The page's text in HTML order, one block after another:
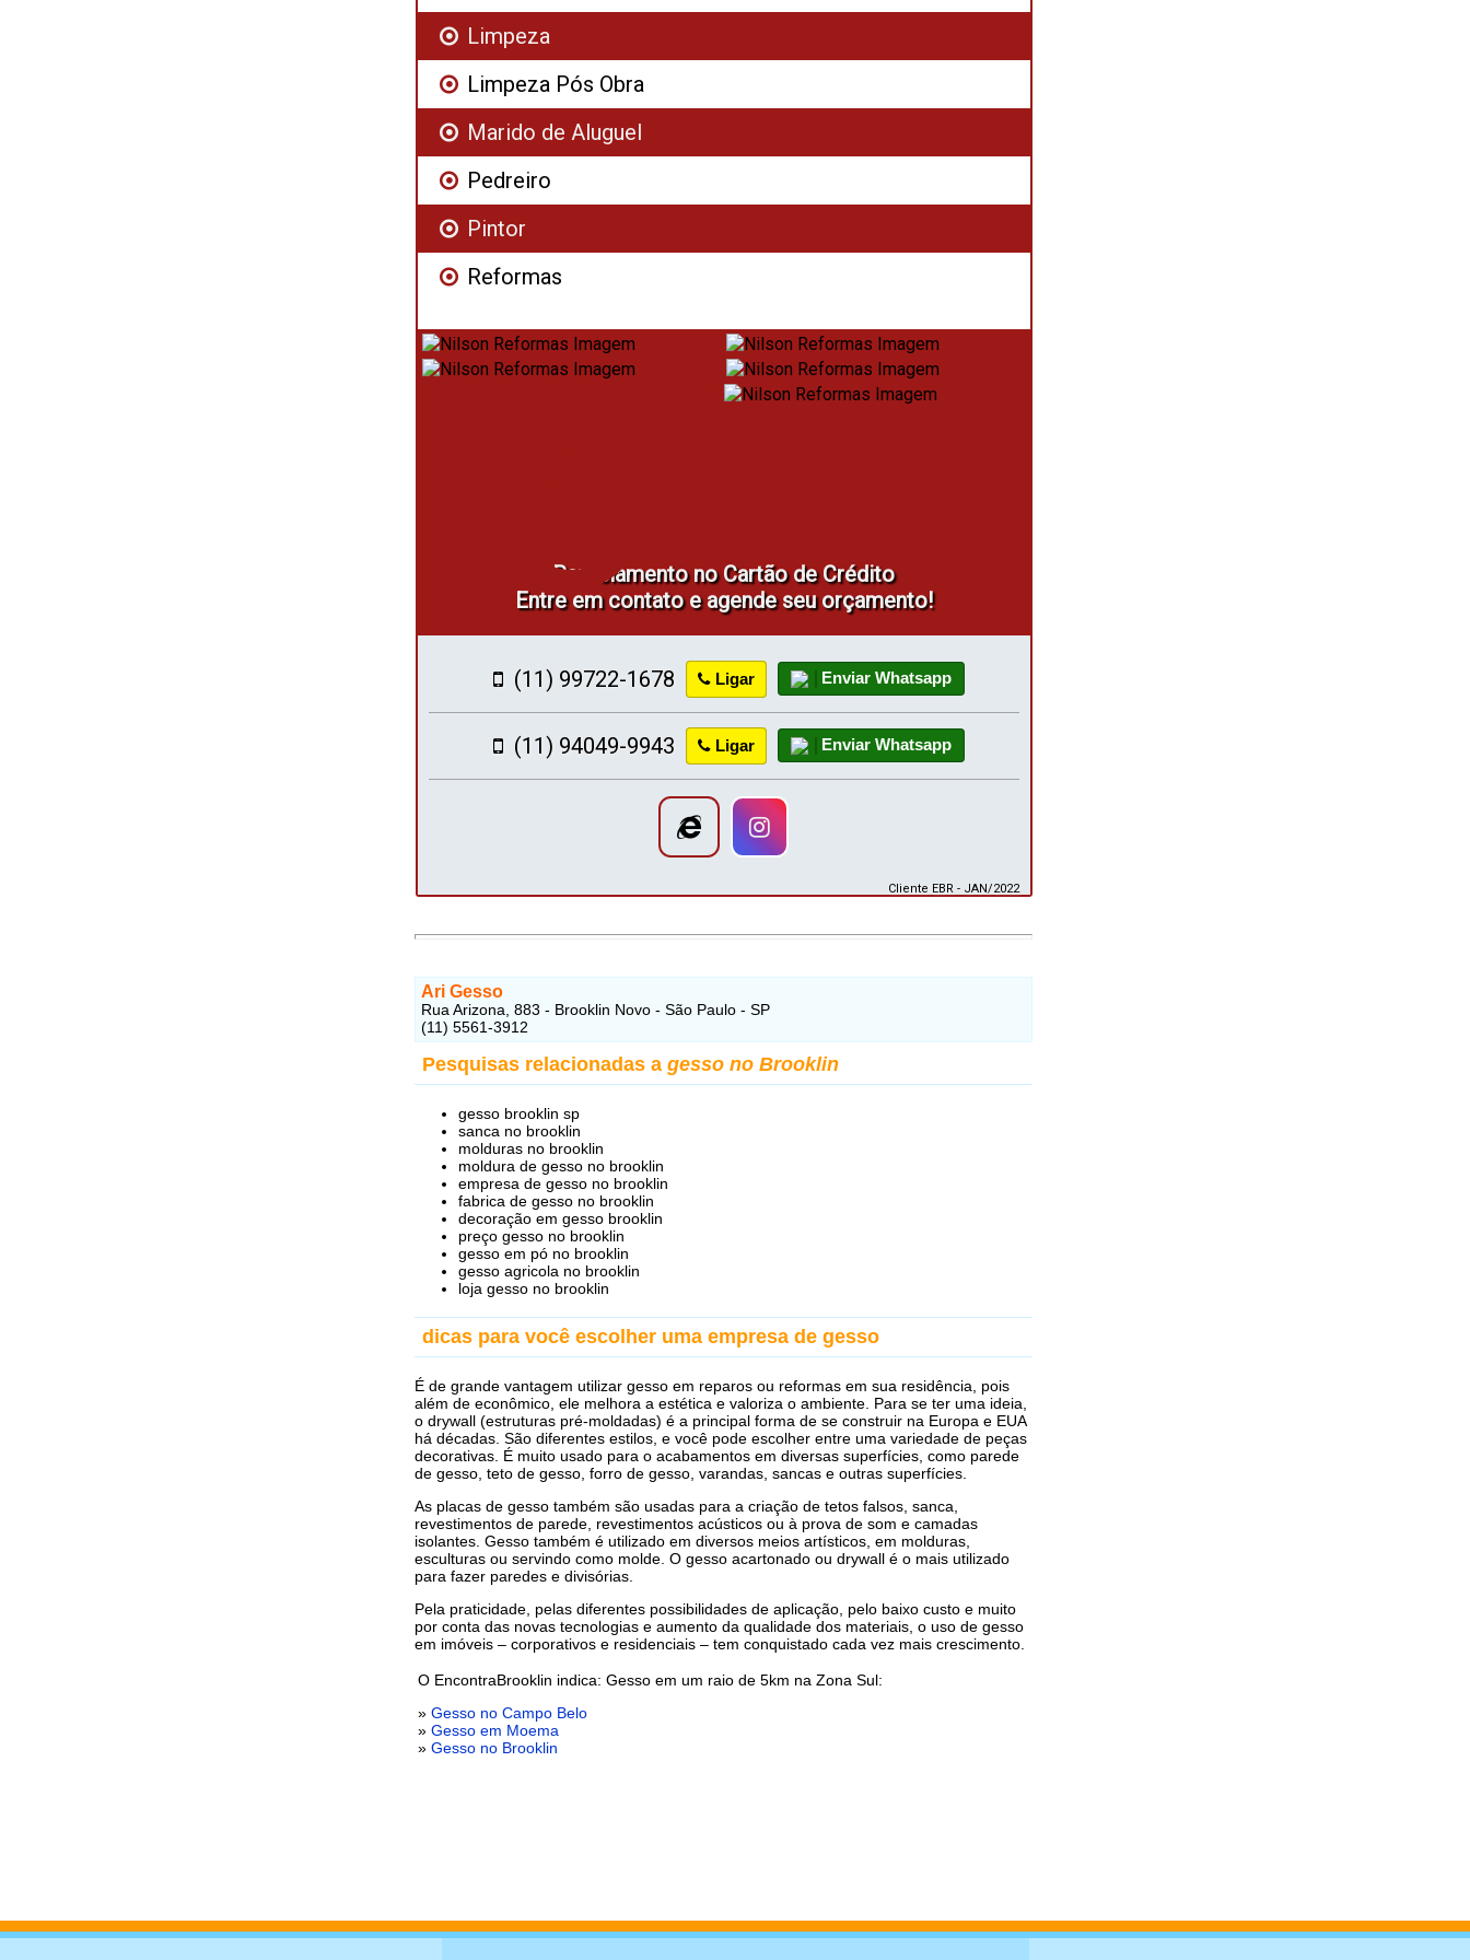
Limpeza
Limpeza Pós Obra
Marido de Aluguel
Pedreiro
Pintor
Reformas
Parcelamento no Cartão de Crédito
Entre em contato e agende seu orçamento!
(11) 99722-1678 Ligar Enviar Whatsapp
(11) 94049-9943 Ligar Enviar Whatsapp
Cliente EBR - JAN/2022
Ari Gesso
Rua Arizona, 883 - Brooklin Novo - São Paulo - SP
(11) 5561-3912
Pesquisas relacionadas a gesso no Brooklin
gesso brooklin sp
sanca no brooklin
molduras no brooklin
moldura de gesso no brooklin
empresa de gesso no brooklin
fabrica de gesso no brooklin
decoração em gesso brooklin
preço gesso no brooklin
gesso em pó no brooklin
gesso agricola no brooklin
loja gesso no brooklin
dicas para você escolher uma empresa de gesso
É de grande vantagem utilizar gesso em reparos ou reformas em sua residência, pois
além de econômico, ele melhora a estética e valoriza o ambiente. Para se ter uma ideia,
o drywall (estruturas pré-moldadas) é a principal forma de se construir na Europa e EUA
há décadas. São diferentes estilos, e você pode escolher entre uma variedade de peças
decorativas. É muito usado para o acabamentos em diversas superfícies, como parede
de gesso, teto de gesso, forro de gesso, varandas, sancas e outras superfícies.
As placas de gesso também são usadas para a criação de tetos falsos, sanca,
revestimentos de parede, revestimentos acústicos ou à prova de som e camadas
isolantes. Gesso também é utilizado em diversos meios artísticos, em molduras,
esculturas ou servindo como molde. O gesso acartonado ou drywall é o mais utilizado
para fazer paredes e divisórias.
Pela praticidade, pelas diferentes possibilidades de aplicação, pelo baixo custo e muito
por conta das novas tecnologias e aumento da qualidade dos materiais, o uso de gesso
em imóveis – corporativos e residenciais – tem conquistado cada vez mais crescimento.
O EncontraBrooklin indica: Gesso em um raio de 5km na Zona Sul:
» Gesso no Campo Belo
» Gesso em Moema
» Gesso no Brooklin